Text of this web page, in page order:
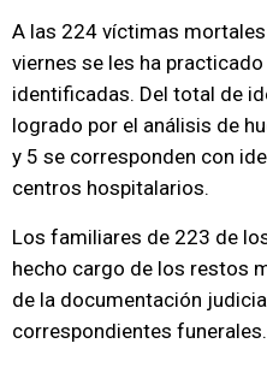
A las 224 víctimas
viernes se les ha
identificadas. Del total de
logrado por el análisis de
y 5 se corresponden con
centros hospitalarios.
Los familiares de 223 de
hecho cargo de los restos
de la documentación
correspondientes funerales.